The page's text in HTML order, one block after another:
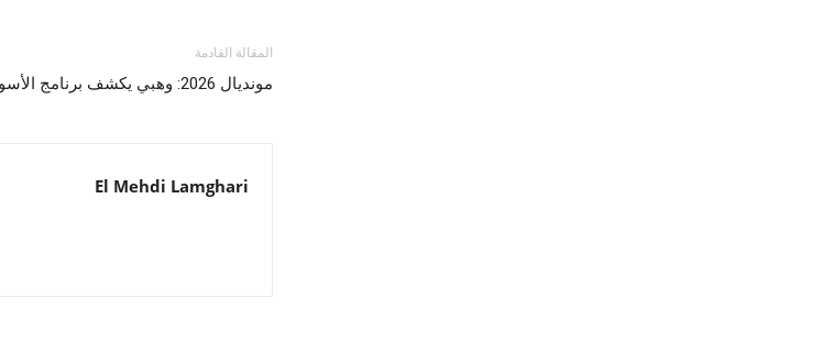
المقالة القادمة
مونديال 2026: وهبي يكشف برنامج الأسود
El Mehdi Lamghari